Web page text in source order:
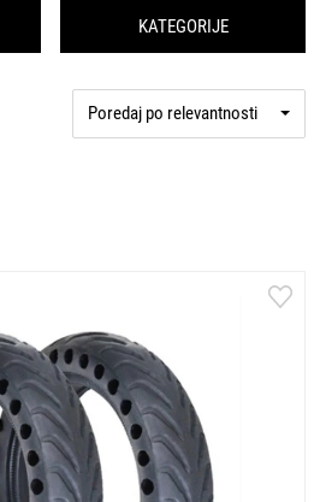
KATEGORIJE
Poredaj po relevantnosti